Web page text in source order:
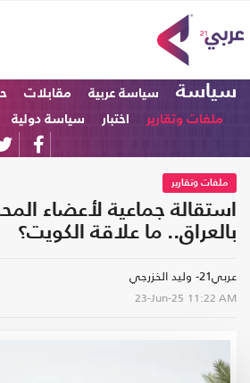
سياسة سياسة عربية مقابلات
ملفات وتقارير
اختبار سياسة دولية
ملفات وتقارير
استقالة جماعية لأعضاء
بالعراق.. ما علاقة الكويت؟
عربي21- وليد الخزرجي
23-Jun-25 11:22 AM